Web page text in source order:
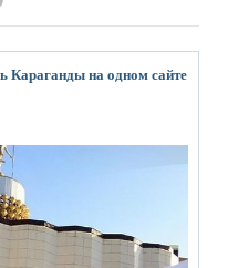
Караганды на одном сайте